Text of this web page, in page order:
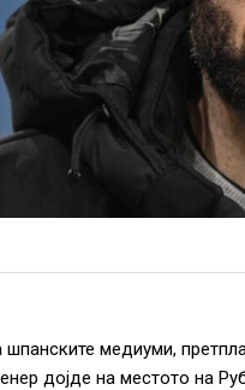
шпанските медиуми,
дојде на местото на